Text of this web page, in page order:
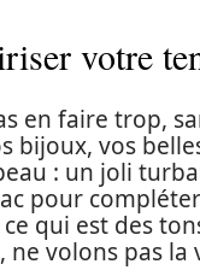
votre
en faire trop,
bijoux, vos
: un joli
pour
qui est des
volons pas la